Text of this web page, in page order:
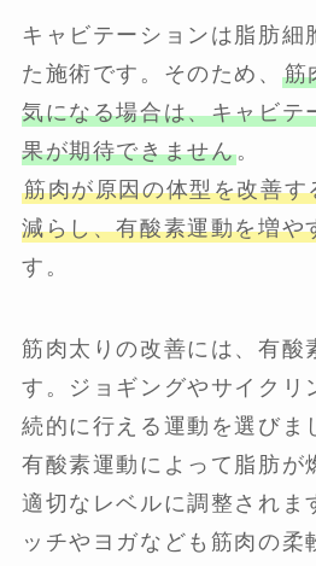
キャビテーションは脂肪細
た施術です。そのため、 筋
気になる場合は、キャビテ
果が期待できません。
筋肉が原因の体型を改善
減らし、有酸素運動を増や
す。
筋肉太りの改善には、有酸
す。ジョギングやサイクリ
続的に行える運動を選びま
有酸素運動によって脂肪が
適切なレベルに調整されま
ッチやヨガなども筋肉の柔